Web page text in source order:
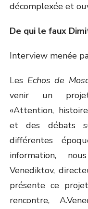
décomplexée et
De qui le faux
Interview menée
Les Echos de
venir un
«Attention,
et des débats
différentes
information,
Venediktov,
présente ce
rencontre,